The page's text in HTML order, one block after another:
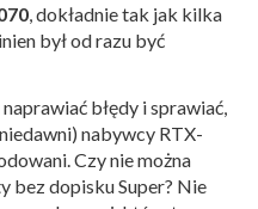
, dokładnie tak jak kilka
był od razu być
błędy i sprawiać,
nabywcy RTX-
Czy nie można
bez dopisku Super? Nie